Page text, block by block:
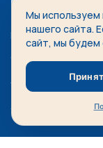
ПОЛЕЗНЫЕ
Политика
Официальный дилер
Адреса сервисных
Мы используем
нашего сайта.
сайт, мы будем